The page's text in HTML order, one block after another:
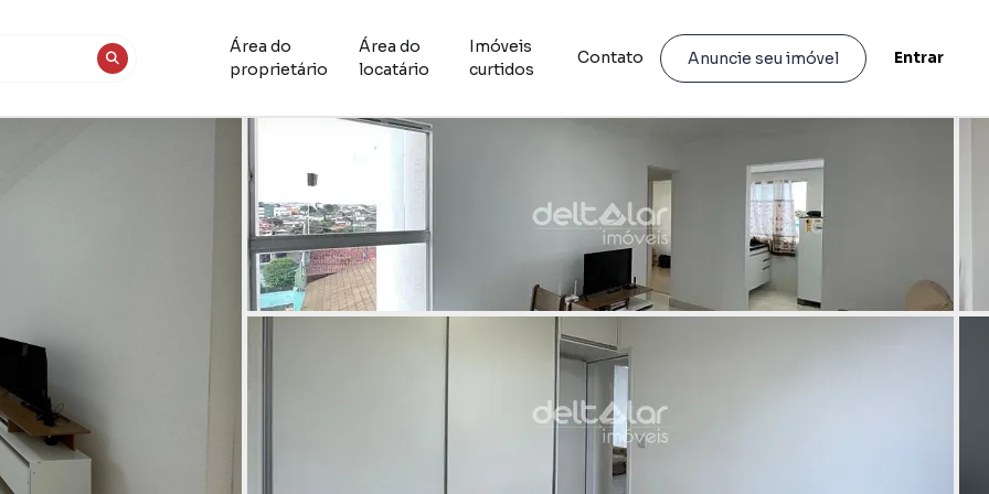
Área do
proprietário
Área do
locatário
Imóveis
curtidos
Contato Anuncie seu imóvel Entrar